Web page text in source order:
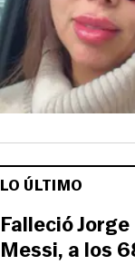
LO ÚLTIMO
Falleció
Messi, a los